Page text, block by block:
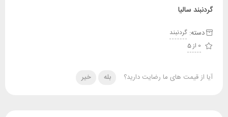
گردنبند سالیا
دسته: گردنبند
0 از 5
آیا از قیمت های ما رضایت دارید؟ بله خیر